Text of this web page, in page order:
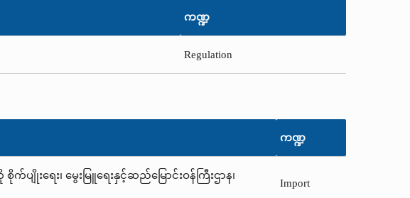
ကဏ္ဍ
Regulation
ကဏ္ဍ
ျိုးရေး၊ မွေးမြူရေးနှင့်ဆည်မြောင်းဝန်ကြီးဌာန၊
Import